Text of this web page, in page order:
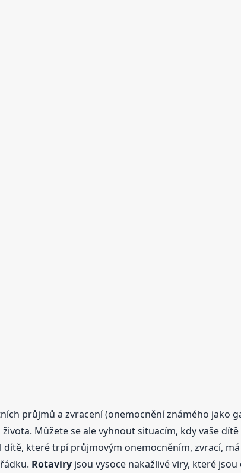
průjmů a zvracení (onemocnění známého jako
Můžete se ale vyhnout situacím, kdy vaše
dítě, které trpí průjmovým onemocněním, zvrací,
Rotaviryjsou vysoce nakažlivé viry, které